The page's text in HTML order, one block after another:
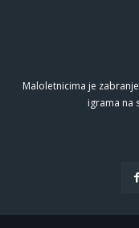
Maloletnicima je
igrama na